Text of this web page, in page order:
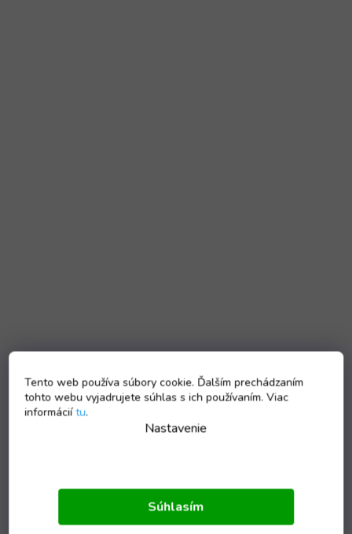
Tento web používa súbory cookie. Ďalším prechádzaním
tohto webu vyjadrujete súhlas s ich používaním. Viac
informáciítu.
Nastavenie
Súhlasím